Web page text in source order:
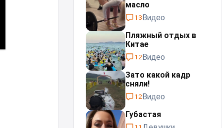
масло⁠⁠
13Видео
Пляжный отдых в
Китае
12Видео
Зато какой кадр
сняли!
12Видео
Губастая